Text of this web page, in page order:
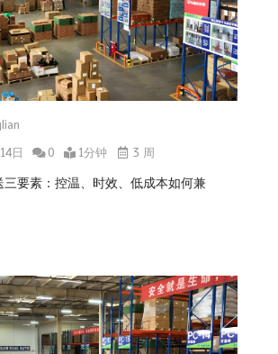
日
0 1分钟 3 周
三要素：控温、时效、低成本如何兼